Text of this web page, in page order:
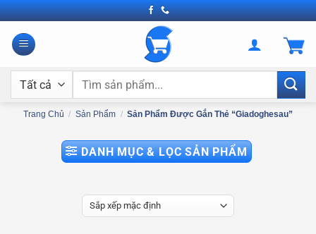
Bỏ
qua
nội
Tìm
Trang Chủ / Sản Phẩm / Sản Phẩm Được Gắn Thẻ “giadoghesau”
DANH MỤC & LỌC SẢN PHẨM